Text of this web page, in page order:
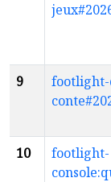
9
footlight-
10
footlight-